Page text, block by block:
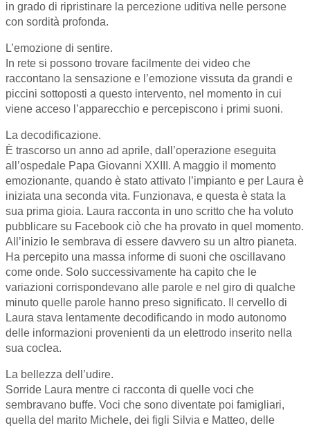
in grado di ripristinare la percezione uditiva nelle persone
con sordità profonda.
L’emozione di sentire.
In rete si possono trovare facilmente dei video che
raccontano la sensazione e l’emozione vissuta da grandi e
piccini sottoposti a questo intervento, nel momento in cui
viene acceso l’apparecchio e percepiscono i primi suoni.
La decodificazione.
È trascorso un anno ad aprile, dall’operazione eseguita
all’ospedale Papa Giovanni XXIII. A maggio il momento
emozionante, quando è stato attivato l’impianto e per Laura è
iniziata una seconda vita. Funzionava, e questa è stata la
sua prima gioia. Laura racconta in uno scritto che ha voluto
pubblicare su Facebook ciò che ha provato in quel momento.
All’inizio le sembrava di essere davvero su un altro pianeta.
Ha percepito una massa informe di suoni che oscillavano
come onde. Solo successivamente ha capito che le
variazioni corrispondevano alle parole e nel giro di qualche
minuto quelle parole hanno preso significato. Il cervello di
Laura stava lentamente decodificando in modo autonomo
delle informazioni provenienti da un elettrodo inserito nella
sua coclea.
La bellezza dell’udire.
Sorride Laura mentre ci racconta di quelle voci che
sembravano buffe. Voci che sono diventate poi famigliari,
quella del marito Michele, dei figli Silvia e Matteo, delle